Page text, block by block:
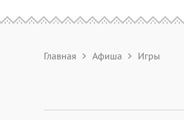
Главная Афиша Игры